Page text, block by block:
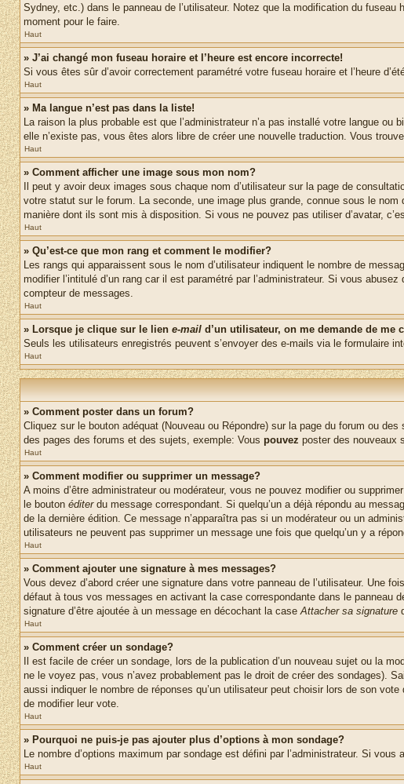
Sydney, etc.) dans le panneau de l’utilisateur. Notez que la modification du
moment pour le faire.
Haut
» J’ai changé mon fuseau horaire et l’heure est encore incorrecte!
Si vous êtes sûr d’avoir correctement paramétré votre fuseau horaire et l’heure
Haut
» Ma langue n’est pas dans la liste!
La raison la plus probable est que l’administrateur n’a pas installé votre langue
elle n’existe pas, vous êtes alors libre de créer une nouvelle traduction. Vous
Haut
» Comment afficher une image sous mon nom?
Il peut y avoir deux images sous chaque nom d’utilisateur sur la page de
votre statut sur le forum. La seconde, une image plus grande, connue sous le nom
manière dont ils sont mis à disposition. Si vous ne pouvez pas utiliser d’avatar,
Haut
» Qu’est-ce que mon rang et comment le modifier?
Les rangs qui apparaissent sous le nom d’utilisateur indiquent le nombre de
modifier l’intitulé d’un rang car il est paramétré par l’administrateur. Si vous
compteur de messages.
Haut
» Lorsque je clique sur le lien e-mail d’un utilisateur, on me demande de me
Seuls les utilisateurs enregistrés peuvent s’envoyer des e-mails via le formulaire
Haut
» Comment poster dans un forum?
Cliquez sur le bouton adéquat (Nouveau ou Répondre) sur la page du forum ou
des pages des forums et des sujets, exemple: Vous pouvez poster des nouveaux
Haut
» Comment modifier ou supprimer un message?
A moins d’être administrateur ou modérateur, vous ne pouvez modifier ou
le bouton éditerdu message correspondant. Si quelqu’un a déjà répondu au
de la dernière édition. Ce message n’apparaîtra pas si un modérateur ou un
utilisateurs ne peuvent pas supprimer un message une fois que quelqu’un y a
Haut
» Comment ajouter une signature à mes messages?
Vous devez d’abord créer une signature dans votre panneau de l’utilisateur. Une
défaut à tous vos messages en activant la case correspondante dans le panneau
signature d’être ajoutée à un message en décochant la caseAttacher sa signature
Haut
» Comment créer un sondage?
Il est facile de créer un sondage, lors de la publication d’un nouveau sujet ou la
ne le voyez pas, vous n’avez probablement pas le droit de créer des sondages).
aussi indiquer le nombre de réponses qu’un utilisateur peut choisir lors de son
de modifier leur vote.
Haut
» Pourquoi ne puis-je pas ajouter plus d’options à mon sondage?
Le nombre d’options maximum par sondage est défini par l’administrateur. Si
Haut